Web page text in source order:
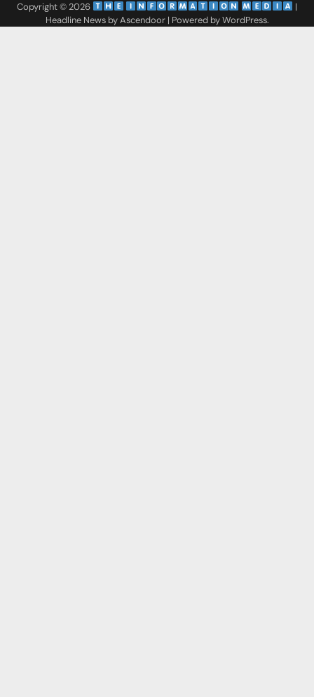
Copyright © 2026
|
Headline News byAscendoor| Powered byWordPress.